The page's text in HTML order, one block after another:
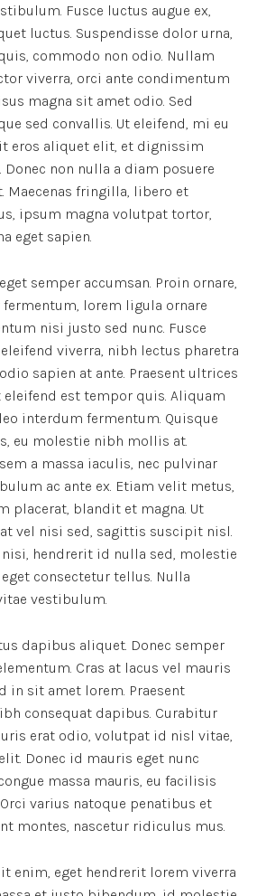
Fusce luctus augue ex,
luctus. Suspendisse dolor urna,
commodo non odio. Nullam
viverra, orci ante condimentum
magna sit amet odio. Sed
sed convallis. Ut eleifend, mi eu
eros aliquet elit, et dignissim
Donec non nulla a diam posuere
Maecenas fringilla, libero et
ipsum magna volutpat tortor,
eget sapien.
semper accumsan. Proin ornare,
lorem ligula ornare
nisi justo sed nunc. Fusce
viverra, nibh lectus pharetra
sapien at ante. Praesent ultrices
est tempor quis. Aliquam
interdum fermentum. Quisque
eu molestie nibh mollis at.
a massa iaculis, nec pulvinar
ac ante ex. Etiam velit metus,
placerat, blandit et magna. Ut
vel nisi sed, sagittis suscipit nisl.
hendrerit id nulla sed, molestie
consectetur tellus. Nulla
vestibulum.
dapibus aliquet. Donec semper
Cras at lacus vel mauris
in sit amet lorem. Praesent
consequat dapibus. Curabitur
erat odio, volutpat id nisl vitae,
Donec id mauris eget nunc
massa mauris, eu facilisis
varius natoque penatibus et
montes, nascetur ridiculus mus.
enim, eget hendrerit lorem viverra